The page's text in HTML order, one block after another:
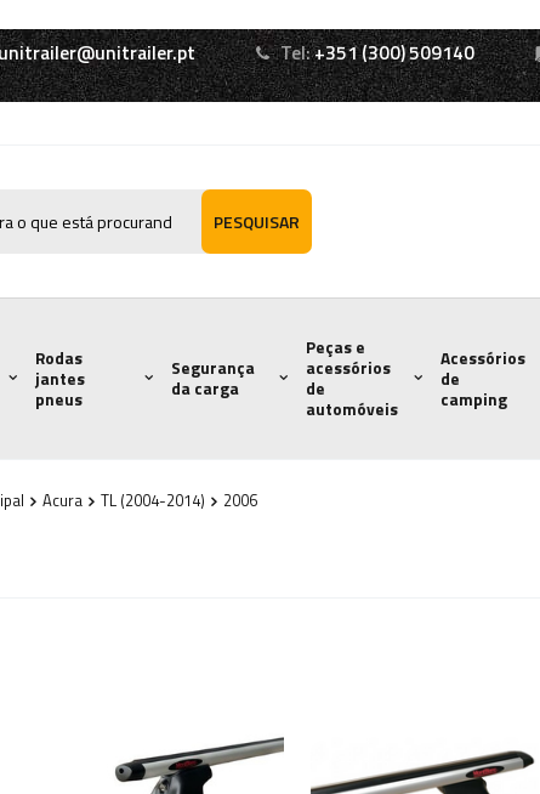
Tel:+351 (300) 509140
PESQUISAR
Rodas
jantes
pneus
Segurança
da carga
Peças e
acessórios
de
automóveis
Acessórios
de
camping
Acura TL (2004-2014) 2006